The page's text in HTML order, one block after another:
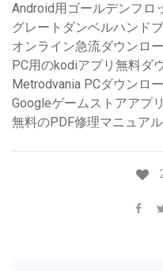
Android用ゴールデンフロ
グレートダンベルハンド
オンライン急流ダウンロ
PC用のkodiアプリ無料ダ
Metrodvania PCダウンロ
Googleゲームストアアプ
無料のPDF修理マニュア